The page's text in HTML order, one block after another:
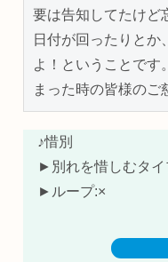
要は告知してたけど
日付が回ったりとか
よ！ということで
まった時の皆様のご
♪惜別
►別れを惜しむタイ
►ループ:×